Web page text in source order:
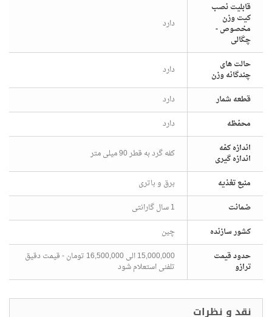
قابلیت نصب
کیت وزن
مخصوص -
چگالی
دارد
حالت های
چندگانه وزن
دارد
قطعه شمار
دارد
محفظه
دارد
اندازه کفه
اندازه گیری
کفه گرد به قطر 90 میلی متر
منبع تغذیه
برق و باتری
ضمانت
1 سال گارانتی
کشور سازنده
چین
حدود قیمت
ترازو
15,000,000 الی 16,500,000 تومان - قیمت دقیق
تلفنی استعلام شود